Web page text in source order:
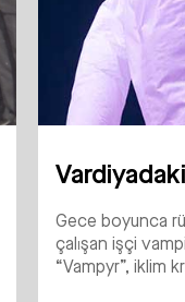
Gece boyunca
çalışan işçi
“Vampyr”, iklim